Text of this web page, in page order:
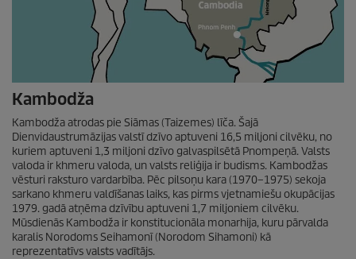
Kambodža
Kambodža atrodas pie Siāmas (Taizemes) līča. Šajā
Dienvidaustrumāzijas valstī dzīvo aptuveni 16,5 miljoni cilvēku, no
kuriem aptuveni 1,3 miljoni dzīvo galvaspilsētā Pnompeņā. Valsts
valoda ir khmeru valoda, un valsts reliģija ir budisms. Kambodžas
vēsturi raksturo vardarbība. Pēc pilsoņu kara (1970–1975) sekoja
sarkano khmeru valdīšanas laiks, kas pirms vjetnamiešu okupācijas
1979. gadā atņēma dzīvību aptuveni 1,7 miljoniem cilvēku.
Mūsdienās Kambodža ir konstitucionāla monarhija, kuru pārvalda
karalis Norodoms Seihamonī (Norodom Sihamoni) kā
reprezentatīvs valsts vadītājs.